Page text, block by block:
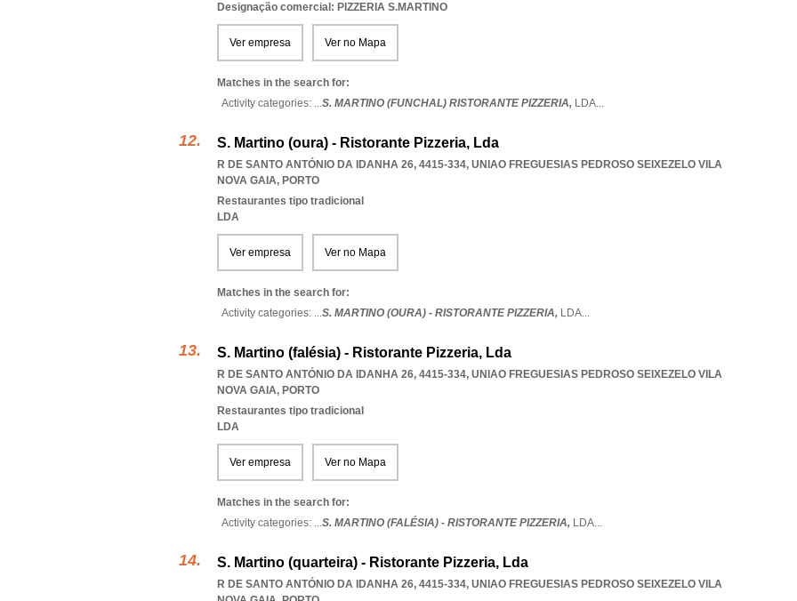
Designação comercial: PIZZERIA S.MARTINO
Ver empresa Ver no Mapa
Matches in the search for:
Activity categories: ...S. MARTINO (FUNCHAL)­ RISTORANTE PIZZERIA, LDA...
S. Martino (oura) - Ristorante Pizzeria, Lda
R DE SANTO ANTÓNIO DA IDANHA 26, 4415-334, UNIAO FREGUESIAS PEDROSO SEIXEZELO VILA
NOVA GAIA, PORTO
Restaurantes tipo tradicional
LDA
Ver empresa Ver no Mapa
Matches in the search for:
Activity categories: ...S. MARTINO (OURA) - RISTORANTE PIZZERIA, LDA...
S. Martino (falésia) - Ristorante Pizzeria, Lda
R DE SANTO ANTÓNIO DA IDANHA 26, 4415-334, UNIAO FREGUESIAS PEDROSO SEIXEZELO VILA
NOVA GAIA, PORTO
Restaurantes tipo tradicional
LDA
Ver empresa Ver no Mapa
Matches in the search for:
Activity categories: ...S. MARTINO (FALÉSIA) - RISTORANTE PIZZERIA, LDA...
S. Martino (quarteira) - Ristorante Pizzeria, Lda
R DE SANTO ANTÓNIO DA IDANHA 26, 4415-334, UNIAO FREGUESIAS PEDROSO SEIXEZELO VILA